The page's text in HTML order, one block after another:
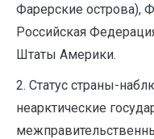
Фарерские острова),
Российская
Штаты Америки.
2. Статус страны-
неарктические